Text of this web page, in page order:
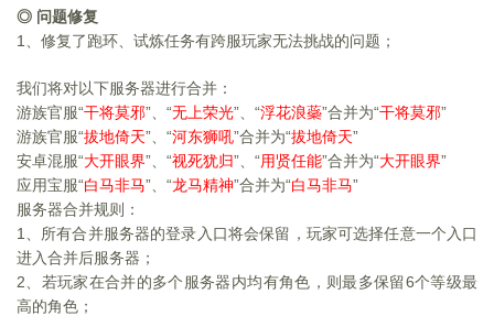
◎ 问题修复
1
、修复了跑环、试炼任务有跨服玩家无法挑战的问题；
我们将对以下服务器进行合并：
游族官服“干将莫邪”、“无上荣光”、“浮花浪蘂”合并为“干将莫邪”
游族官服“拔地倚天”、“河东狮吼”合并为“拔地倚天”
安卓混服“大开眼界”、“视死犹归”、“用贤任能”合并为“大开眼界”
应用宝服“白马非马”、“龙马精神”合并为“白马非马”
服务器合并规则：
1
、所有合并服务器的登录入口将会保留，玩家可选择任意一个入口
进入合并后服务器；
2 、若玩家在合并的多个服务器内均有角色，则最多保留6个等级最
高的角色；